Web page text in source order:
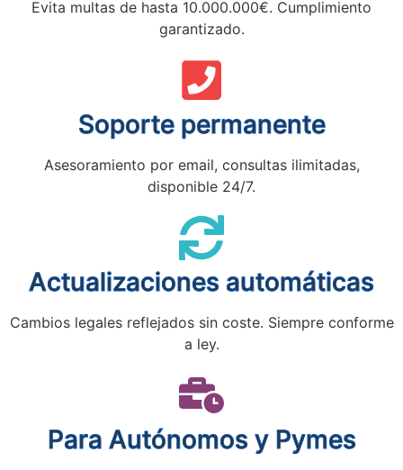
Evita multas de hasta 10.000.000€. Cumplimiento
garantizado.
Soporte permanente
Asesoramiento por email, consultas ilimitadas,
disponible 24/7.
Actualizaciones automáticas
Cambios legales reflejados sin coste. Siempre conforme
a ley.
Para Autónomos y Pymes